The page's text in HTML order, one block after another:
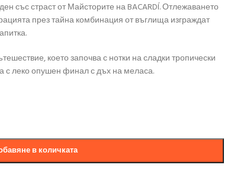
със страст от Майсторите на BACARDÍ. Отлежаването
през тайна комбинация от въглища изграждат
което започва с нотки на сладки тропически
с леко опушен финал с дъх на меласа.
в количката